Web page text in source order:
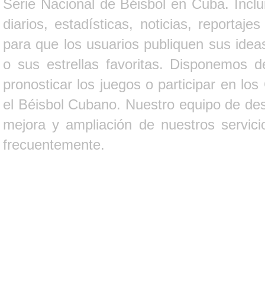
Serie Nacional de Béisbol en Cuba.
diarios, estadísticas, noticias,
para que los usuarios publiquen sus
o sus estrellas favoritas. Disponemos
pronosticar los juegos o participar en
el Béisbol Cubano. Nuestro equipo de
mejora y ampliación de nuestros
frecuentemente.